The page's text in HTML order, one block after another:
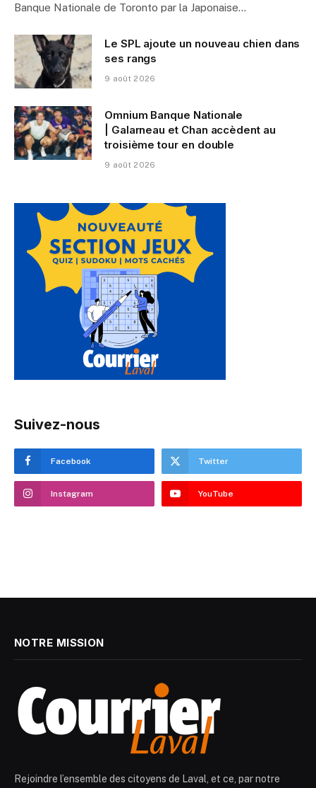
Banque Nationale de Toronto par la Japonaise…
Le SPL ajoute un nouveau chien dans
ses rangs
9 août 2026
Omnium Banque Nationale
| Galarneau et Chan accèdent au
troisième tour en double
9 août 2026
Suivez-nous
Facebook Twitter
Instagram YouTube
NOTRE MISSION
Rejoindre l’ensemble des citoyens de Laval, et ce, par notre